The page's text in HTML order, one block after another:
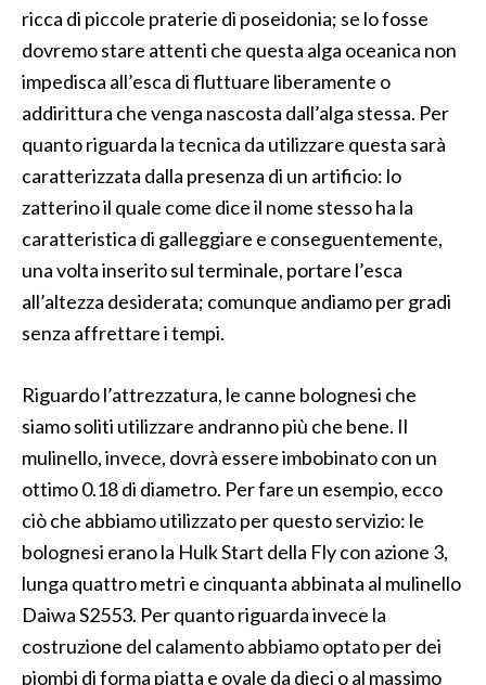
ricca di piccole praterie di poseidonia; se lo fosse
dovremo stare attenti che questa alga oceanica non
impedisca all’esca di fluttuare liberamente o
addirittura che venga nascosta dall’alga stessa. Per
quanto riguarda la tecnica da utilizzare questa sarà
caratterizzata dalla presenza di un artificio: lo
zatterino il quale come dice il nome stesso ha la
caratteristica di galleggiare e conseguentemente,
una volta inserito sul terminale, portare l’esca
all’altezza desiderata; comunque andiamo per gradi
senza affrettare i tempi.
Riguardo l’attrezzatura, le canne bolognesi che
siamo soliti utilizzare andranno più che bene. Il
mulinello, invece, dovrà essere imbobinato con un
ottimo 0.18 di diametro. Per fare un esempio, ecco
ciò che abbiamo utilizzato per questo servizio: le
bolognesi erano la Hulk Start della Fly con azione 3,
lunga quattro metri e cinquanta abbinata al mulinello
Daiwa S2553. Per quanto riguarda invece la
costruzione del calamento abbiamo optato per dei
piombi di forma piatta e ovale da dieci o al massimo